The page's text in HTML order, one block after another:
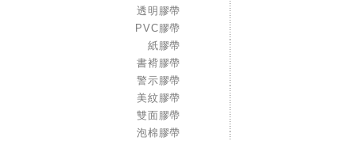
透明膠帶
PVC膠帶
紙膠帶
書褙膠帶
警示膠帶
美紋膠帶
雙面膠帶
泡棉膠帶